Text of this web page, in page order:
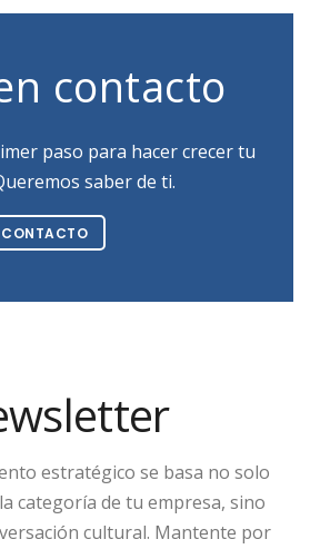
contacto
paso para hacer crecer tu
saber de ti.
CONTACTO
estratégico se basa no solo
categoría de tu empresa, sino
cultural. Mantente por